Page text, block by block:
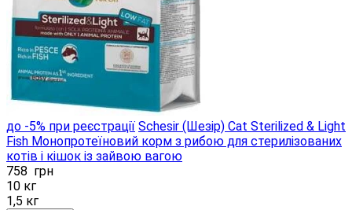
до -5% при реєстрації Schesir (Шезір) Cat Sterilized & Light
Fish Монопротеїновий корм з рибою для стерилізованих
котів і кішок із зайвою вагою
758 грн
10 кг
1,5 кг